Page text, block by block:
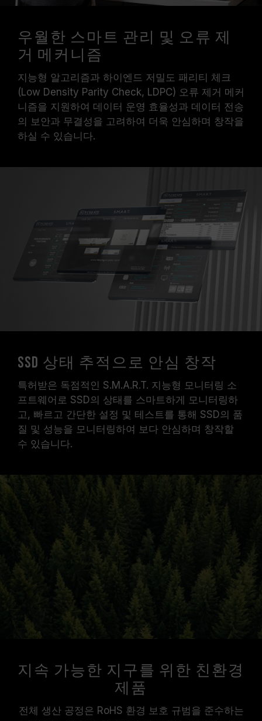
우월한 스마트 관리 및 오류 제
거 메커니즘
지능형 알고리즘과 하이엔드 저밀도 패리티 체크
(Low Density Parity Check, LDPC) 오류 제거 메커
니즘을 지원하여 데이터 운영 효율성과 데이터 전송
의 보안과 무결성을 고려하여 더욱 안심하며 창작을
하실 수 있습니다.
SSD 상태 추적으로 안심 창작
특허받은 독점적인 S.M.A.R.T. 지능형 모니터링 소
프트웨어로 SSD의 상태를 스마트하게 모니터링하
고, 빠르고 간단한 설정 및 테스트를 통해 SSD의 품
질 및 성능을 모니터링하여 보다 안심하며 창작할
수 있습니다.
지속 가능한 지구를 위한 친환경
제품
전체 생산 공정은 RoHS 환경 보호 규범을 준수하는